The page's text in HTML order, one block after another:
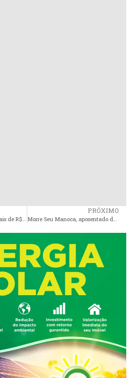
Prefeito Jadeco recebe mais de R$ 17 milhões em 100 dias de gestão e população de Apicum- Açu clama pelo fim do caos administrativo
PRÓXIMO
Morre Seu Manoca, aposentado de 114 anos, em cidade da Baixada Maranhense